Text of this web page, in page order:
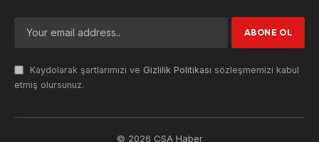
Kaydolarak şartlarımızı ve Gizlilik Politikası sözleşmemizi kabul
etmiş olursunuz.
© 2026 CSA Haber